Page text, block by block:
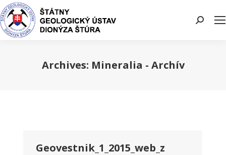
Search:
Archives: Mineralia - Archív
Geovestnik_1_2015_web_z